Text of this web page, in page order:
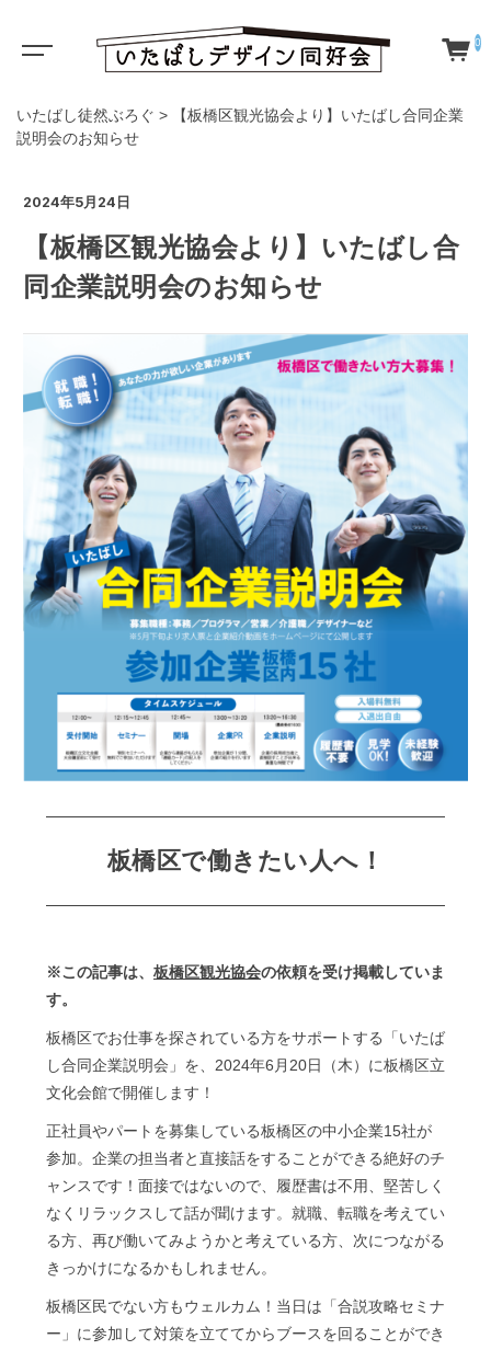
0
いたばし徒然ぶろぐ >
【板橋区観光協会より】いたばし合同企業
説明会のお知らせ
2024年5月24日
【板橋区観光協会より】いたばし合
同企業説明会のお知らせ
板橋区で働きたい人へ！
※この記事は、 板橋区観光協会の依頼を受け掲載していま
す。
板橋区でお仕事を探されている方をサポートする「いたば
し合同企業説明会」を、2024年6月20日（木）に板橋区立
文化会館で開催します！
正社員やパートを募集している板橋区の中小企業15社が
参加。企業の担当者と直接話をすることができる絶好のチ
ャンスです！面接ではないので、履歴書は不用、堅苦しく
なくリラックスして話が聞けます。就職、転職を考えてい
る方、再び働いてみようかと考えている方、次につながる
きっかけになるかもしれません。
板橋区民でない方もウェルカム！当日は「合説攻略セミナ
ー」に参加して対策を立ててからブースを回ることができ